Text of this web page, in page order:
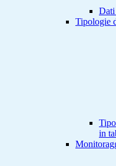
Dati
Tipologie
in